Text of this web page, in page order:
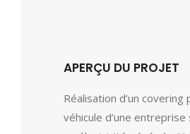
APERÇU DU PROJET
Réalisation d’un covering
véhicule d’une entreprise